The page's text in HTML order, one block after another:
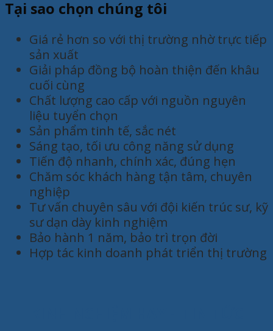
Tại sao chọn chúng tôi
Giá rẻ hơn so với thị trường nhờ trực tiếp
sản xuất
Giải pháp đồng bộ hoàn thiện đến khâu
cuối cùng
Chất lượng cao cấp với nguồn nguyên
liệu tuyển chọn
Sản phẩm tinh tế, sắc nét
Sáng tạo, tối ưu công năng sử dụng
Tiến độ nhanh, chính xác, đúng hẹn
Chăm sóc khách hàng tận tâm, chuyên
nghiệp
Tư vấn chuyên sâu với đội kiến trúc sư, kỹ
sư dạn dày kinh nghiệm
Bảo hành 1 năm, bảo trì trọn đời
Hợp tác kinh doanh phát triển thị trường